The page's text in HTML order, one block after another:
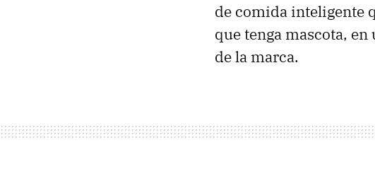
de comida inteligente
que tenga mascota,
de la marca.